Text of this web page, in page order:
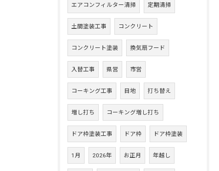
エアコンフィルター清掃 定期清掃
土間塗装工事 コンクリート
コンクリート塗装 換気扇フード
入替工事 県営 市営
コーキング工事 目地 打ち替え
増し打ち コーキング増し打ち
ドア枠塗装工事 ドア枠 ドア枠塗装
1月 2026年 お正月 年越し